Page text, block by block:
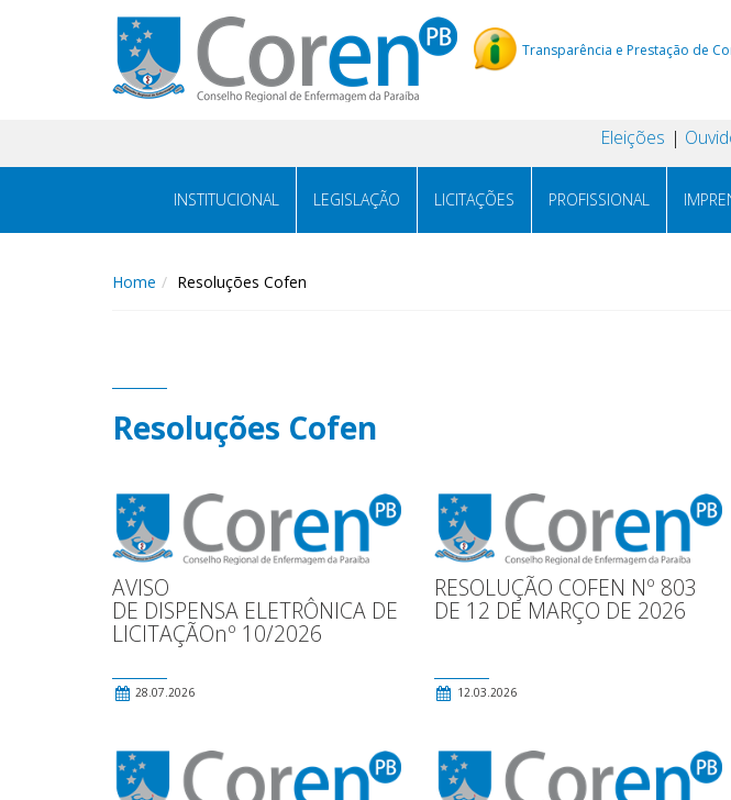
Transparência e Prestação de
Eleições
INSTITUCIONAL LEGISLAÇÃO LICITAÇÕES PROFISSIONAL
Home Resoluções Cofen
Resoluções Cofen
AVISO
DE DISPENSA ELETRÔNICA DE
LICITAÇÃOnº 10/2026
28.07.2026
RESOLUÇÃO COFEN Nº 803
DE 12 DE MARÇO DE 2026
12.03.2026